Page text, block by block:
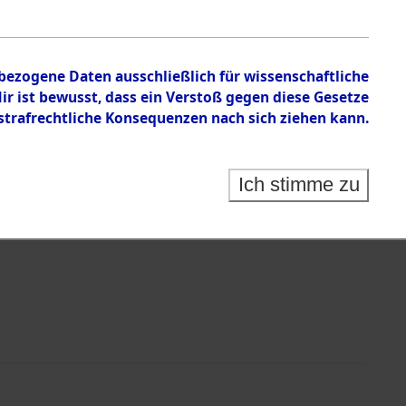
Daten ausschließlich für wissenschaftliche
bewusst, dass ein Verstoß gegen diese Gesetze
Konsequenzen nach sich ziehen kann.
Ich stimme zu